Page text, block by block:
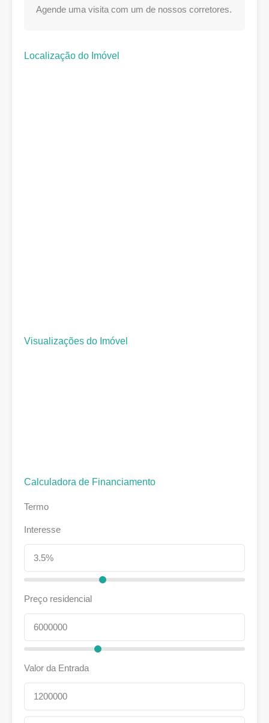
Agende uma visita com um de nossos corretores.
Localização do Imóvel
Visualizações do Imóvel
Calculadora de Financiamento
Termo
Interesse
Preço residencial
Valor da Entrada